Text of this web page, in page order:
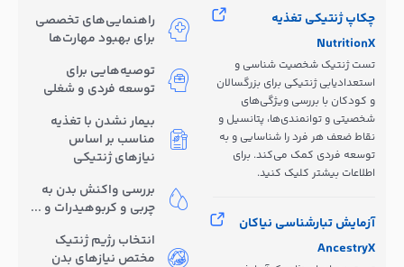
راهنمایی‌های تخصصی
برای بهبود مهارت‌ها
توصیه‌هایی برای
توسعه فردی و شغلی
بیمار نشدن با تغذیه
مناسب بر اساس
نیازهای ژنتیکی
بررسی واکنش بدن به
چربی و کربوهیدرات و ...
انتخاب رژیم ژنتیک
مختص نیازهای بدن
چکاپ ژنتیکی تغذیه
NutritionX
تست ژنتیک شخصیت شناسی و
استعدادیابی ژنتیکی برای بزرگسالان
و کودکان با بررسی ویژگی‌های
شخصیتی و توانمندی‌ها، پتانسیل و
نقاط ضعف هر فرد را شناسایی و به
توسعه فردی کمک می‌کند. برای
اطلاعات بیشتر کلیک کنید.
آزمایش تبارشناسی نیاکان
AncestryX